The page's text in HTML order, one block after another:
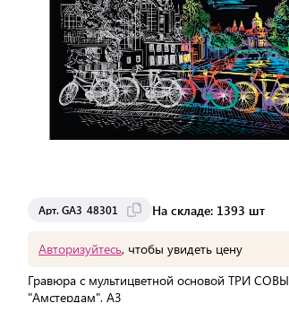
Арт. GA3_48301 На складе: 1393 шт
Авторизуйтесь, чтобы увидеть цену
Гравюра с мультицветной основой ТРИ СОВЫ
"Амстердам", А3